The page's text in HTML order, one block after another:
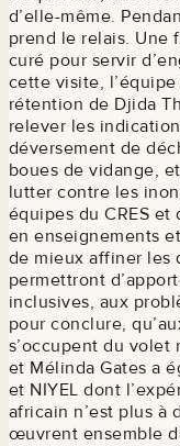
d’elle-même.
prend le relais. Une
curé pour servir
cette visite,
rétention de Djida
relever les
déversement de
boues de vidange,
lutter contre les
équipes du CRES et
en enseignements
de mieux affiner les
permettront
inclusives, aux
pour conclure,
s’occupent du
et Mélinda Gates a
et NIYEL dont
africain n’est plus à
œuvrent ensemble